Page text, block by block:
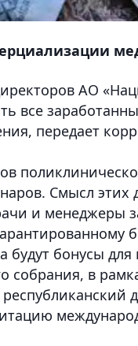
АО
все
передает
Смысл этих
и менеджеры
будут бонусы для
собрания, в